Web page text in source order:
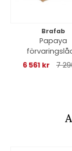
Brafab
Papaya
130x51 cm H 60
6 561 kr 7